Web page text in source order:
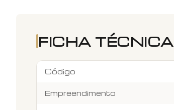
FICHA TÉCNICA
Código
Empreendimento